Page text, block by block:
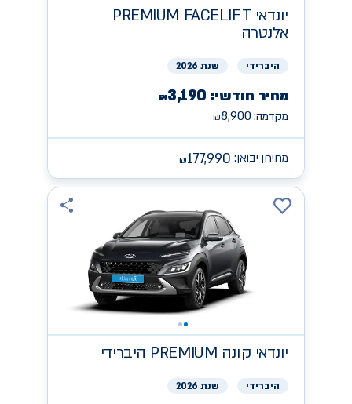
יונדאי PREMIUM FACELIFT
אלנטרה
היברידי שנת 2026
מחיר חודשי: ₪3,190
מקדמה: ₪8,900
מחירון יבואן: ₪177,990
יונדאי קונה PREMIUM היברידי
היברידי שנת 2026